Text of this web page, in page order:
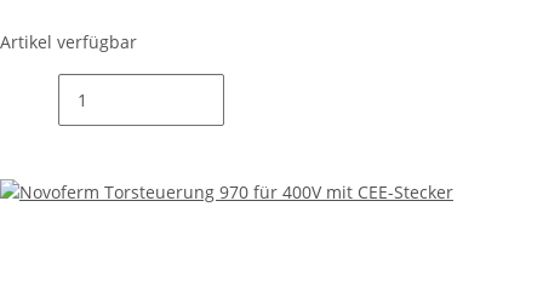
Artikel verfügbar